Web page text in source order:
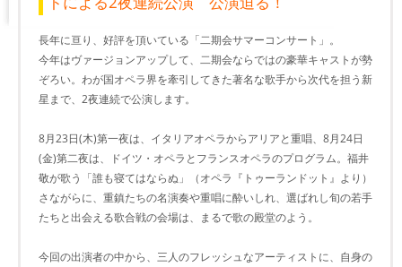
長年に亘り、好評を頂いている「二期会サマーコンサート」。
今年はヴァージョンアップして、二期会ならではの豪華キャストが勢
ぞろい。わが国オペラ界を牽引してきた著名な歌手から次代を担う新
星まで、2夜連続で公演します。
8月23日(木)第一夜は、イタリアオペラからアリアと重唱、8月24日
(金)第二夜は、ドイツ・オペラとフランスオペラのプログラム。福井
敬が歌う「誰も寝てはならぬ」（オペラ『トゥーランドット』より）
さながらに、重鎮たちの名演奏や重唱に酔いしれ、選ばれし旬の若手
たちと出会える歌合戦の会場は、まるで歌の殿堂のよう。
今回の出演者の中から、三人のフレッシュなアーティストに、自身の